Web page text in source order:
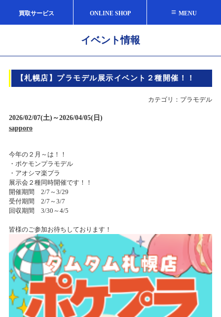
買取サービス ONLINE SHOP ≡ MENU
イベント情報
【札幌店】プラモデル展示イベント２種開催！！
カテゴリ：プラモデル
2026/02/07(土)～2026/04/05(日)
sapporo
今年の２月～は！！
・ポケモンプラモデル
・アオシマ楽プラ
展示会２種同時開催です！！
開催期間 2/7～3/29
受付期間 2/7～3/7
回収期間 3/30～4/5
皆様のご参加お待ちしております！